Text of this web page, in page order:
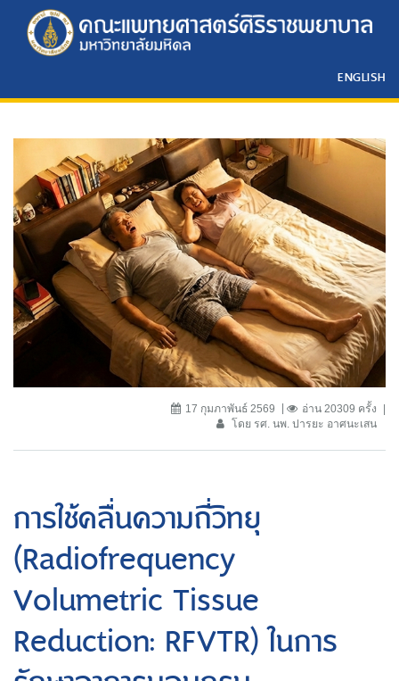
ENGLISH
17 กุมภาพันธ์ 2569
อ่าน 20309 ครั้ง
โดย รศ. นพ. ปารยะ อาศนะเสน
การใช้คลื่นความถี่วิทยุ
(Radiofrequency
Volumetric Tissue
Reduction: RFVTR) ในการ